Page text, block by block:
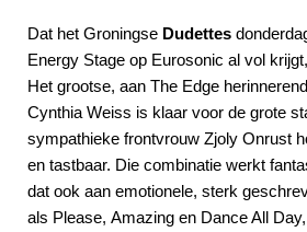
Dat het Groningse Dudettes
Energy Stage op Eurosonic al vol
Het grootse, aan The Edge
Cynthia Weiss is klaar voor de grote
sympathieke frontvrouw Zjoly Onrust
en tastbaar. Die combinatie werkt
dat ook aan emotionele, sterk
als Please, Amazing en Dance All